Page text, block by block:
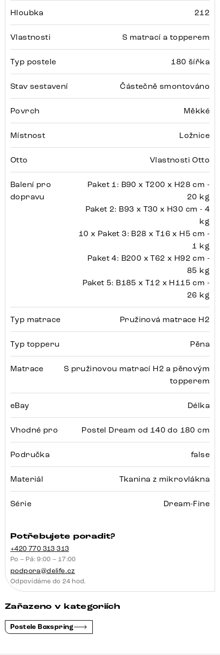
Hloubka 212
Vlastnosti S matrací a topperem
Typ postele 180 šířka
Stav sestavení Částečně smontováno
Povrch Měkké
Místnost Ložnice
Otto Vlastnosti Otto
Balení pro
dopravu
Paket 1: B90 x T200 x H28 cm -
20 kg
Paket 2: B93 x T30 x H30 cm - 4
kg
10 x Paket 3: B28 x T16 x H5 cm -
1 kg
Paket 4: B200 x T62 x H92 cm -
85 kg
Paket 5: B185 x T12 x H115 cm -
26 kg
Typ matrace Pružinová matrace H2
Typ topperu Pěna
Matrace
S pružinovou matrací H2 a pěnovým
topperem
eBay Délka
Vhodné pro Postel Dream od 140 do 180 cm
Područka false
Materiál Tkanina z mikrovlákna
Série Dream-Fine
Potřebujete poradit?
+420 770 313 313
Po – Pá: 9:00 – 17:00
podpora@delife.cz
Odpovídáme do 24 hod.
Zařazeno v kategoriích
Postele Boxspring